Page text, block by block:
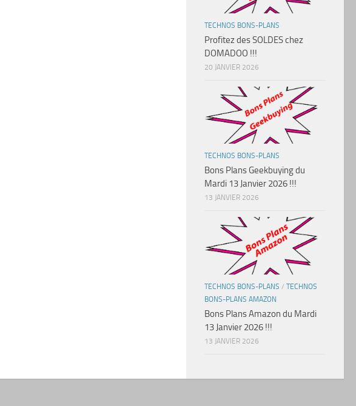
TECHNOS BONS-PLANS
Profitez des SOLDES chez
DOMADOO !!!
20 JANVIER 2026
TECHNOS BONS-PLANS
Bons Plans Geekbuying du
Mardi 13 Janvier 2026 !!!
13 JANVIER 2026
TECHNOS BONS-PLANS / TECHNOS
BONS-PLANS AMAZON
Bons Plans Amazon du Mardi
13 Janvier 2026 !!!
13 JANVIER 2026